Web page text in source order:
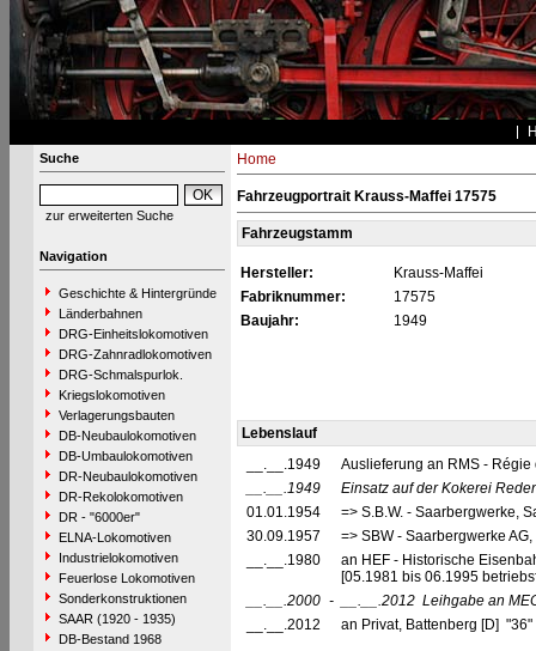
Suche
zur erweiterten Suche
Navigation
Geschichte & Hintergründe
Länderbahnen
DRG-Einheitslokomotiven
DRG-Zahnradlokomotiven
DRG-Schmalspurlok.
Kriegslokomotiven
Verlagerungsbauten
DB-Neubaulokomotiven
DB-Umbaulokomotiven
DR-Neubaulokomotiven
DR-Rekolokomotiven
DR - "6000er"
ELNA-Lokomotiven
Industrielokomotiven
Feuerlose Lokomotiven
Sonderkonstruktionen
SAAR (1920 - 1935)
DB-Bestand 1968
Home
Fahrzeugportrait Krauss-Maffei 17575
Fahrzeugstamm
Hersteller:
Krauss-Maffei
Fabriknummer:
17575
Baujahr:
1949
Lebenslauf
__.__.1949
Auslieferung an RMS -
__.__.1949
Einsatz auf der Kokerei
01.01.1954
=> S.B.W. - Saarbergwerke,
30.09.1957
=> SBW - Saarbergwerke
__.__.1980
an HEF - Historische
[05.1981 bis 06.1995
__.__.2000 - __.__.2012 Leihgabe an
__.__.2012
an Privat, Battenberg [D]